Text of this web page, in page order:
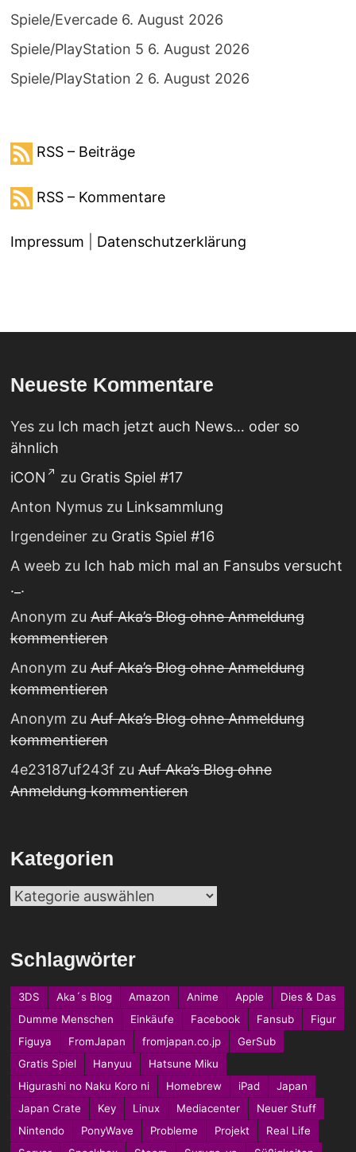
Spiele/Evercade 6. August 2026
Spiele/PlayStation 5 6. August 2026
Spiele/PlayStation 2 6. August 2026
RSS – Beiträge
RSS – Kommentare
Impressum Datenschutzerklärung
Neueste Kommentare
Yeszu Ich mach jetzt auch News… oder so
ähnlich
iCON
zu Gratis Spiel #17
Anton Nymuszu Linksammlung
Irgendeinerzu Gratis Spiel #16
A weebzu Ich hab mich mal an Fansubs versucht
._.
Anonym zuAuf Aka’s Blog ohne Anmeldung
kommentieren
Anonym zuAuf Aka’s Blog ohne Anmeldung
kommentieren
Anonym zuAuf Aka’s Blog ohne Anmeldung
kommentieren
4e23187uf243f zuAuf Aka’s Blog ohne
Anmeldung kommentieren
Kategorien
Kategorien
Schlagwörter
3DS Aka´s Blog Amazon Anime Apple
Dies & Das
Dumme Menschen
Einkäufe Facebook Fansub
Figur
Figuya
FromJapan fromjapan.co.jp
GerSub
Gratis Spiel
Hanyuu
Hatsune Miku
Higurashi no Naku Koro ni
Homebrew iPad
Japan
Japan Crate
Key Linux Mediacenter
Neuer Stuff
Nintendo
PonyWave Probleme Projekt
Real Life